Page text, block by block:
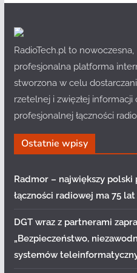
RadioTech.pl to nowoczesna,
profesjonalna platforma
stworzona w celu
rzetelnej i zwięzłej informacji
profesjonalnej łączności
Ostatnie wpisy
Radmor – największy
łączności radiowej ma 75 lat
DGT wraz z partnerami
„Bezpieczeństwo,
systemów